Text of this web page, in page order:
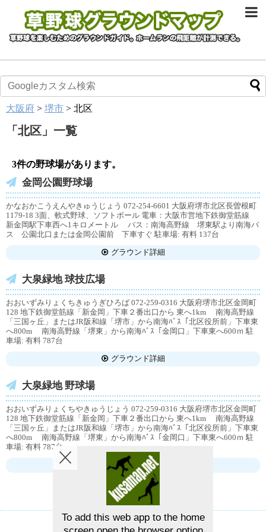
大阪府 > 堺市 > 北区
「 北区 」 一覧
3件の野球場があります。
金岡公園野球場
かなおかこうえんやきゅうじょう 072-254-6601 大阪府堺市北区長曽根町
1179-18 3面、軟式野球、ソフトボール 電車：大阪市営地下鉄御堂筋線
新金岡駅下車西へ1キロメートル バス：南海高野線 堺東駅より南海バ
ス 公園北口または金岡公園前 下車すぐ 駐車場: 有料 137台
グラウンド詳細
大泉緑地 球技広場
おおいずみりょくちきゅうぎひろば 072-259-0316 大阪府堺市北区金岡町
128 地下鉄御堂筋線「新金岡」下車２番出口から 東へ1km 南海高野線
「三国ヶ丘」またはJR阪和線「堺市」から南海ﾊﾞｽ「北区役所前」下車東
へ800m 南海高野線「堺東」から南海ﾊﾞｽ「金岡口」下車東へ600ｍ 駐
車場: 有料 787台
グラウンド詳細
大泉緑地 野球場
おおいずみりょくちやきゅうじょう 072-259-0316 大阪府堺市北区金岡町
128 地下鉄御堂筋線「新金岡」下車２番出口から 東へ1km 南海高野線
「三国ヶ丘」またはJR阪和線「堺市」から南海ﾊﾞｽ「北区役所前」下車東
へ800m 南海高野線「堺東」から南海ﾊﾞｽ「金岡口」下車東へ600ｍ 駐
車場: 有料 787台
グラウンド詳細
To add this web app to the home